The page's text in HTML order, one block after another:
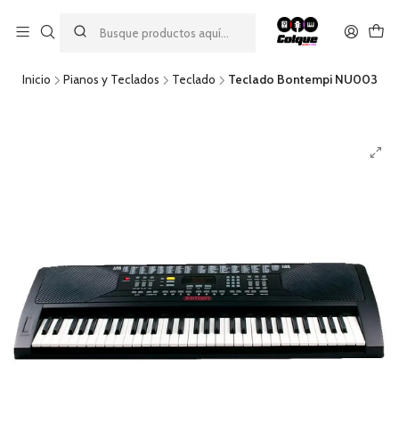
descuento por pago con transferencia bancaria
por una compra mínima de $49.990. Este descuento no es
acumulable a otras promociones ni aplicable a gastos de envío.
Inicio Pianos y Teclados Teclado Teclado Bontempi NU003